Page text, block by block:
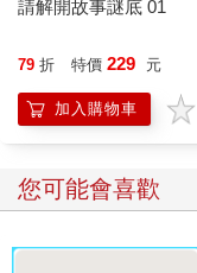
難得多。
別咄咄逼人或傲慢自
（stupid）或瘋子（
明這點。表達意見時
法，還要說服他們。如
別人。不要開口閉口就
家新聞，以此誇耀才
請解開故事謎底 01
79 折 特價 229 元
加入購物車
您可能會喜歡